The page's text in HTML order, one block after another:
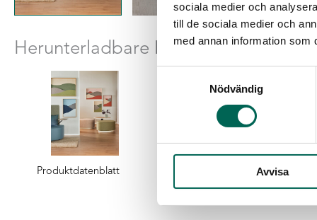
sociala medier och
till de sociala medier och
med annan information som
Nödvändig
Avvisa
Herunterladbare Dateien
Produktdatenblatt